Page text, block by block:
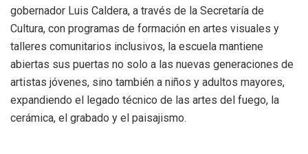
gobernador Luis Caldera, a través de la Secretaría de
Cultura, con programas de formación en artes visuales y
talleres comunitarios inclusivos, la escuela mantiene
abiertas sus puertas no solo a las nuevas generaciones de
artistas jóvenes, sino también a niños y adultos mayores,
expandiendo el legado técnico de las artes del fuego, la
cerámica, el grabado y el paisajismo.